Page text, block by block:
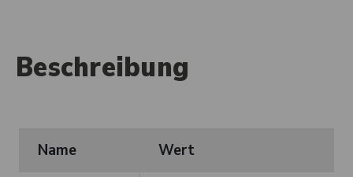
Beschreibung
Name Wert